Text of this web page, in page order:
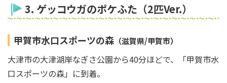
3. ゲッコウガのポケふた（2匹Ver.）
甲賀市水口スポーツの森 （滋賀県/甲賀市）
大津市の大津湖岸なぎさ公園から40分ほどで、「甲賀市水
口スポーツの森」に到着。